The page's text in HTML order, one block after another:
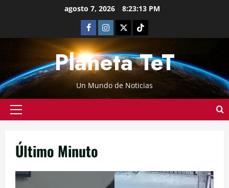
agosto 7, 2026 8:23:13 PM
Planeta TeT
Un Mundo de Noticias
Último Minuto